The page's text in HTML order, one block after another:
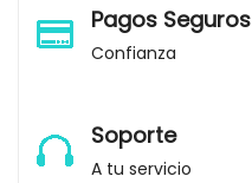
Pagos Seguros
Confianza
Soporte
A tu servicio